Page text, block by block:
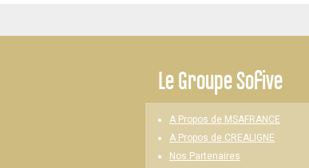
LeGroupe Sofive
A Propos de MSAFRANCE
A Propos de CREALIGNE
Nos Partenaires